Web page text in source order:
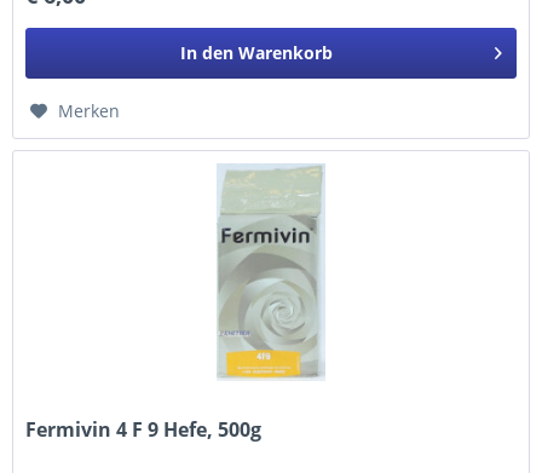
In den Warenkorb
Merken
Fermivin 4 F 9 Hefe, 500g